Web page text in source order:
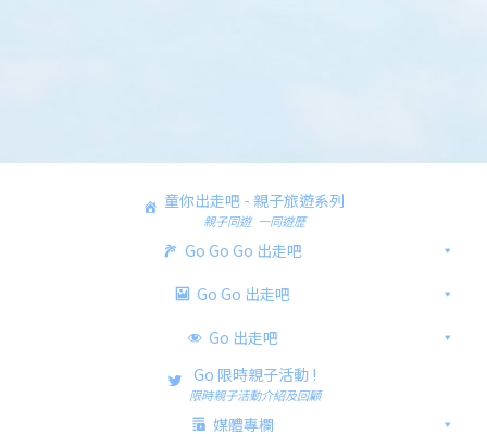
童你出走吧 - 親子旅遊系列
親子同遊 一同遊歷
Go Go Go 出走吧
Go Go 出走吧
Go 出走吧
Go 限時親子活動 !
限時親子活動介紹及回顧
媒體專欄